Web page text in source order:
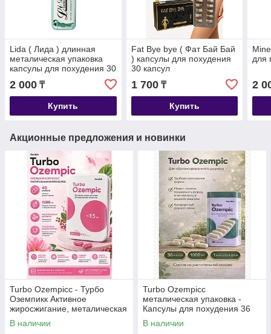
Lida ( Лида ) длинная
металическая упаковка
капсулы для похудения 30
2 000 ₸
Купить
Fat Bye bye ( Фат Бай Бай
) капсулы для похудения
30 капсул
1 700₸
Купить
для
2
Акционные предложения и новинки
Turbo Ozempicc - Турбо
Оземпикк Активное
жиросжигание, металическая
коробка, капсулы для
похудения 40 капсул
В наличии
Turbo Ozempicc
металическая упаковка -
Капсулы для похудения 36
капсул
В наличии